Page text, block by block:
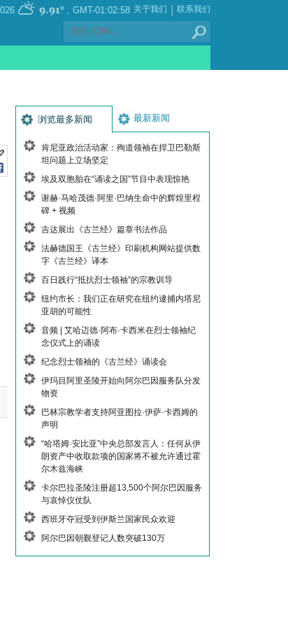
GMT-01:02:58
, Thursday 06 August 2026
9.91° 联系我们
|
关于我们
浏览最多新闻 最新新闻
肯尼亚政治活动家：殉道领袖在捍卫巴勒斯
坦问题上立场坚定
埃及双胞胎在“诵读之国”节目中表现惊艳
谢赫·马哈茂德·阿里·巴纳生命中的辉煌里程
碑 + 视频
吉达展出《古兰经》篇章书法作品
法赫德国王《古兰经》印刷机构网站提供数
字《古兰经》译本
百日践行“抵抗烈士领袖”的宗教训导
纽约市长：我们正在研究在纽约逮捕内塔尼
亚胡的可能性
音频 | 艾哈迈德·阿布·卡西米在烈士领袖纪
念仪式上的诵读
纪念烈士领袖的《古兰经》诵读会
伊玛目阿里圣陵开始向阿尔巴因服务队分发
物资
巴林宗教学者支持阿亚图拉·伊萨·卡西姆的
声明
“哈塔姆·安比亚”中央总部发言人：任何从伊
朗资产中收取款项的国家将不被允许通过霍
尔木兹海峡
卡尔巴拉圣陵注册超13,500个阿尔巴因服务
与哀悼仪仗队
西班牙夺冠受到伊斯兰国家民众欢迎
阿尔巴因朝觐登记人数突破130万